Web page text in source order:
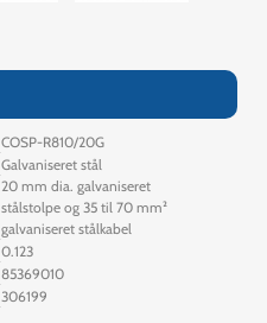
COSP-R810/20G
Galvaniseret stål
20 mm dia. galvaniseret
stålstolpe og 35 til 70 mm²
galvaniseret stålkabel
0.123
85369010
306199